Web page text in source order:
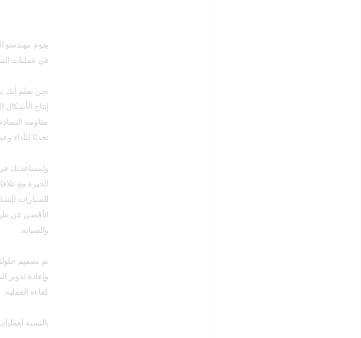
يقوم مهندسو
في عمليات
نحن نعلم أنك
إنتاج
مقاومة
تحديًا للأداء
ولمساعدتك في
الخبرة مع
للسيارات
الأقصى عن
والصيانة.
تم تصميم
وإعادة تدوير
كفاءة العملية.
بالنسبة